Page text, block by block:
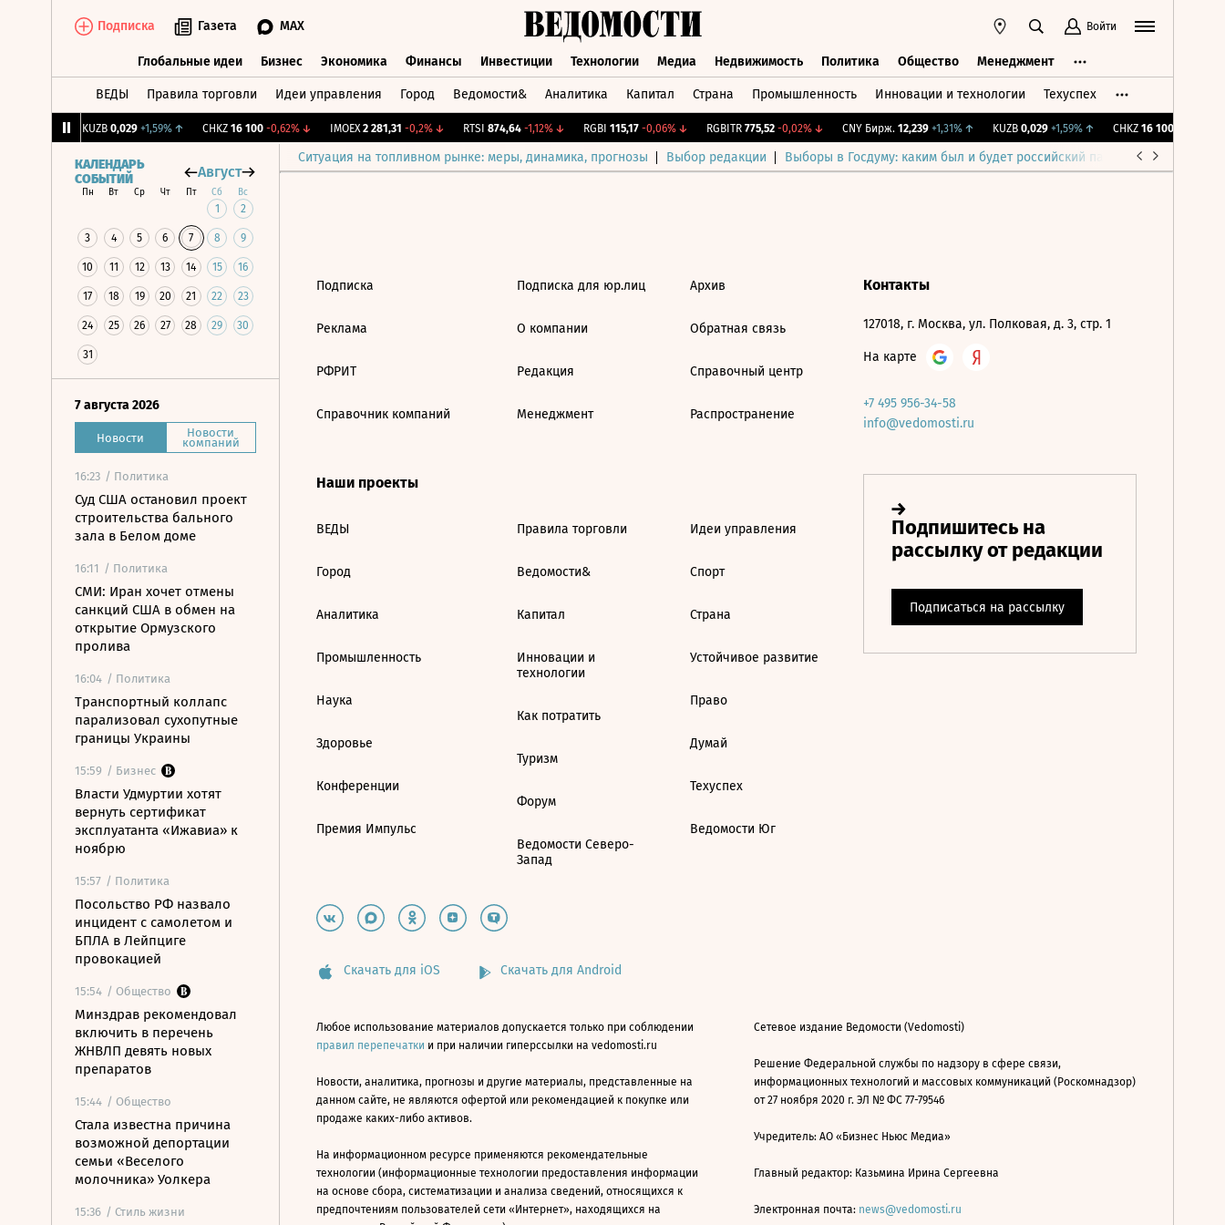
Подписка Газета MAX Войти
Глобальные идеи Бизнес Экономика Финансы Инвестиции Технологии Медиа Недвижимость Политика Общество Менеджмент
ВЕДЫ Правила торговли Идеи управления Город Ведомости& Аналитика Капитал Страна Промышленность Инновации и технологии Техуспех
KUZB 0,029 +1,59%↑ CHKZ 16 100 -0,62%↓ IMOEX 2 281,31 -0,2%↓ RTSI 874,64 -1,12%↓ RGBI 115,17 -0,06%↓ RGBITR 775,52 -0,02%↓ CNY Бирж. 12,239 +1,31%↑ KUZB 0,029 +1,59%↑ CHKZ 16 100 -0,62%
Ситуация на топливном рынке: меры, динамика, прогнозы Выбор редакции Выборы в Госдуму: каким был и будет российский парламент
КАЛЕНДАРЬ
СОБЫТИЙ
Август
Пн Вт Ср Чт Пт Сб Вс
1 2
3 4 5 6 7 8 9
10 11 12 13 14 15 16
17 18 19 20 21 22 23
24 25 26 27 28 29 30
31
7 августа 2026
Новости Новости
компаний
16:23 / Политика
Суд США остановил проект
строительства бального
зала в Белом доме
16:11 / Политика
СМИ: Иран хочет отмены
санкций США в обмен на
открытие Ормузского
пролива
16:04 / Политика
Транспортный коллапс
парализовал сухопутные
границы Украины
15:59 / Бизнес
Власти Удмуртии хотят
вернуть сертификат
эксплуатанта «Ижавиа» к
ноябрю
15:57 / Политика
Посольство РФ назвало
инцидент с самолетом и
БПЛА в Лейпциге
провокацией
15:54 / Общество
Минздрав рекомендовал
включить в перечень
ЖНВЛП девять новых
препаратов
15:44 / Общество
Стала известна причина
возможной депортации
семьи «Веселого
молочника» Уолкера
15:36 / Стиль жизни
Подписка
Реклама
РФРИТ
Справочник компаний
Подписка для юр.лиц
О компании
Редакция
Менеджмент
Архив
Обратная связь
Справочный центр
Распространение
Наши проекты
ВЕДЫ
Город
Аналитика
Промышленность
Наука
Здоровье
Конференции
Премия Импульс
Правила торговли
Ведомости&
Капитал
Инновации и
технологии
Как потратить
Туризм
Форум
Ведомости Северо-
Запад
Идеи управления
Спорт
Страна
Устойчивое развитие
Право
Думай
Техуспех
Ведомости Юг
Контакты
127018, г. Москва, ул. Полковая, д. 3, стр. 1
На карте
+7 495 956-34-58
info@vedomosti.ru
Скачать для iOS Скачать для Android
Любое использование материалов допускается только при соблюдении
правил перепечатки и при наличии гиперссылки на vedomosti.ru
Новости, аналитика, прогнозы и другие материалы, представленные на
данном сайте, не являются офертой или рекомендацией к покупке или
продаже каких-либо активов.
На информационном ресурсе применяются рекомендательные
технологии (информационные технологии предоставления информации
на основе сбора, систематизации и анализа сведений, относящихся к
предпочтениям пользователей сети «Интернет», находящихся на
Сетевое издание Ведомости (Vedomosti)
Решение Федеральной службы по надзору в сфере связи,
информационных технологий и массовых коммуникаций (Роскомнадзор)
от 27 ноября 2020 г. ЭЛ № ФС 77-79546
Учредитель: АО «Бизнес Ньюс Медиа»
Главный редактор: Казьмина Ирина Сергеевна
Электронная почта: news@vedomosti.ru